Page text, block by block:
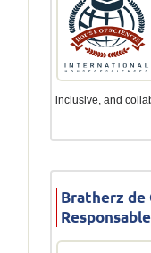
inclusive, and
Bratherz de